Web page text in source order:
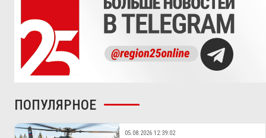
ПОПУЛЯРНОЕ
05.08.2026 12:39:02